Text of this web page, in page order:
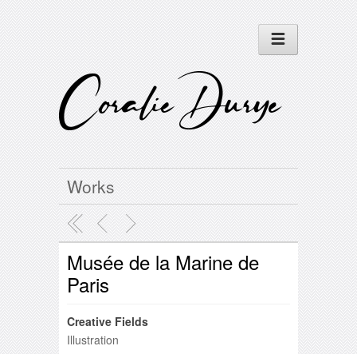
Works
Musée de la Marine de
Paris
Creative Fields
Illustration